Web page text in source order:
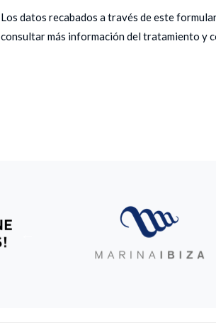
Los datos recabados a través de este
consultar más información del tratamiento y